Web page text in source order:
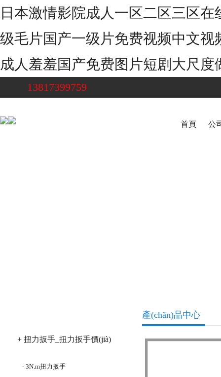
日本激情影院成人一区二区三区
级毛片国产一级片免费视频中文
成人羞羞国产免费图片短剧大尺
13817399759
首頁 公
+ 扭力扳手_扭力扳手價(jià)
- 3N.m扭力扳手
產(chǎn)品中心